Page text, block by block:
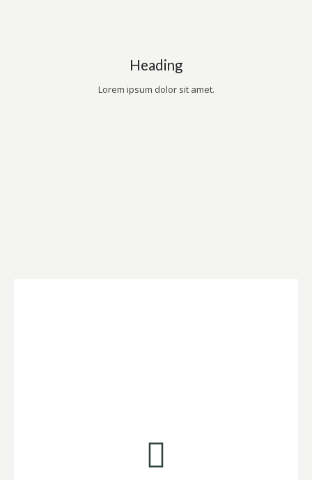
Heading
Lorem ipsum dolor sit amet.